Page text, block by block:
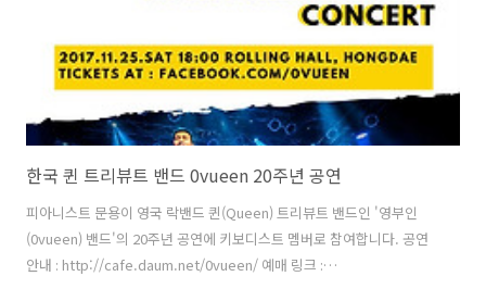
한국 퀸 트리뷰트 밴드 0vueen 20주년 공연
피아니스트 문용이 영국 락밴드 퀸(Queen) 트리뷰트 밴드인 '영부인
(0vueen) 밴드'의 20주년 공연에 키보디스트 멤버로 참여합니다. 공연
안내 : http://cafe.daum.net/0vueen/ 예매 링크 :